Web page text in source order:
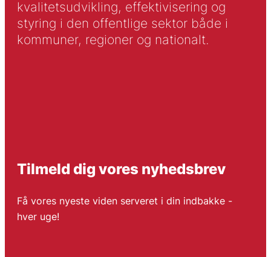
kvalitetsudvikling, effektivisering og
styring i den offentlige sektor både i
kommuner, regioner og nationalt.
Tilmeld dig vores nyhedsbrev
Få vores nyeste viden serveret i din indbakke -
hver uge!